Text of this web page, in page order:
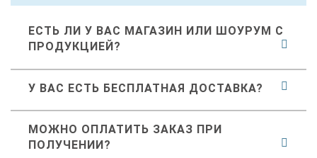
ЕСТЬ ЛИ У ВАС МАГАЗИН ИЛИ ШОУРУМ С
ПРОДУКЦИЕЙ?
У ВАС ЕСТЬ БЕСПЛАТНАЯ ДОСТАВКА?
МОЖНО ОПЛАТИТЬ ЗАКАЗ ПРИ
ПОЛУЧЕНИИ?